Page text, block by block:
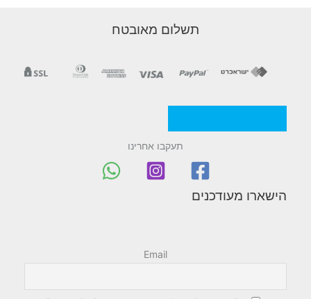
M
n
u
תשלום מאובטח
תעקבו אחרינו
הישארו מעודכנים
Email